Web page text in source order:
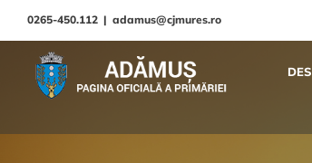
0265-450.112 | adamus@cjmures.ro